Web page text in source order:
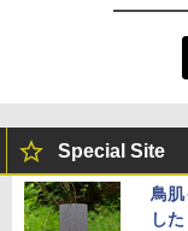
Special Site
鳥肌
した